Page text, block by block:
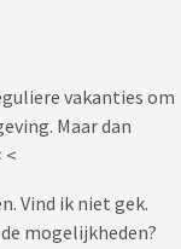
vakanties om
Maar dan
<
Vind ik niet gek.
mogelijkheden?